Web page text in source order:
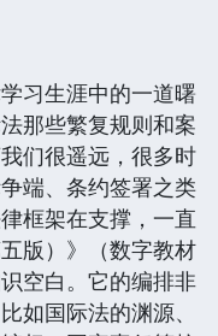
习生涯中的一道曙
那些繁复规则和案
们很遥远，很多时
端、条约签署之类
框架在支撑，一直
版）》（数字教材
空白。它的编排非
如国际法的渊源、